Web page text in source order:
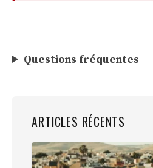
Questions fréquentes
ARTICLES RÉCENTS